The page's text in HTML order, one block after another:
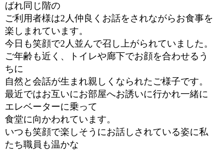
ばれ同じ階の
ご利用者様は2人仲良くお話をされながらお食事を
楽しまれています。
今日も笑顔で2人並んで召し上がられていました。
ご年齢も近く、トイレや廊下でお顔を合わせるう
ちに
自然と会話が生まれ親しくなられたご様子です。
最近ではお互いにお部屋へお誘いに行かれ一緒に
エレベーターに乗って
食堂に向かわれています。
いつも笑顔で楽しそうにお話しされている姿に私
たち職員も温かな